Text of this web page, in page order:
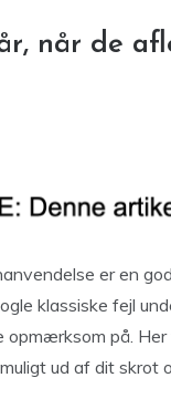
når de
er en
klassiske fejl
på.
ud af dit skrot